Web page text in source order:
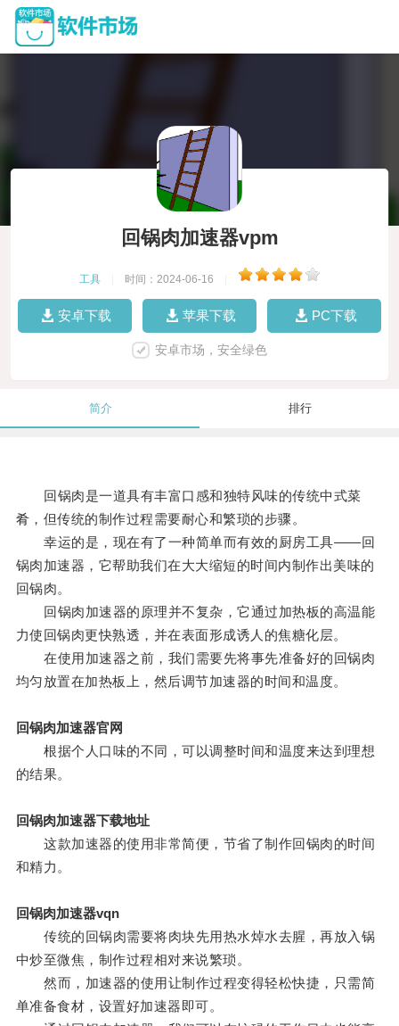
回锅肉加速器vpm
工具 时间：2024-06-16
安卓下载 苹果下载 PC下载
安卓市场，安全绿色
简介 排行
回锅肉是一道具有丰富口感和独特风味的传统中式菜
肴，但传统的制作过程需要耐心和繁琐的步骤。
幸运的是，现在有了一种简单而有效的厨房工具——回
锅肉加速器，它帮助我们在大大缩短的时间内制作出美味的
回锅肉。
回锅肉加速器的原理并不复杂，它通过加热板的高温能
力使回锅肉更快熟透，并在表面形成诱人的焦糖化层。
在使用加速器之前，我们需要先将事先准备好的回锅肉
均匀放置在加热板上，然后调节加速器的时间和温度。
回锅肉加速器官网
根据个人口味的不同，可以调整时间和温度来达到理想
的结果。
回锅肉加速器下载地址
这款加速器的使用非常简便，节省了制作回锅肉的时间
和精力。
回锅肉加速器vqn
传统的回锅肉需要将肉块先用热水焯水去腥，再放入锅
中炒至微焦，制作过程相对来说繁琐。
然而，加速器的使用让制作过程变得轻松快捷，只需简
单准备食材，设置好加速器即可。